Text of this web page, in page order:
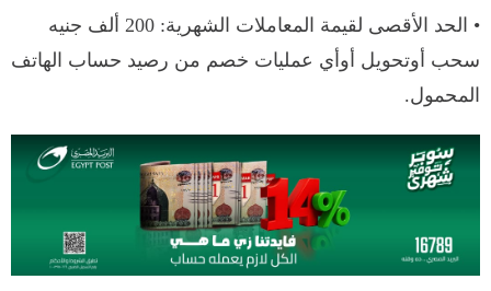
• الحد الأقصى لقيمة المعاملات الشهرية: 200 ألف جنيه
سحب أوتحويل أوأي عمليات خصم من رصيد حساب الهاتف
المحمول.